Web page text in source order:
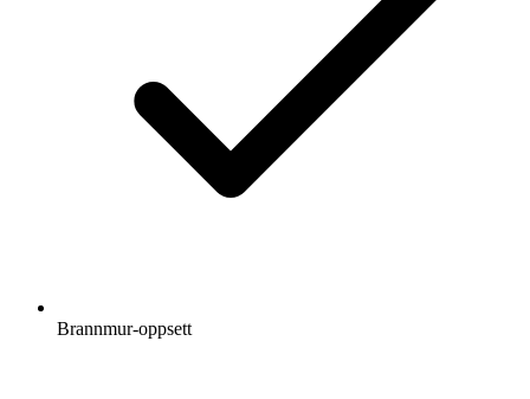
Brannmur-oppsett